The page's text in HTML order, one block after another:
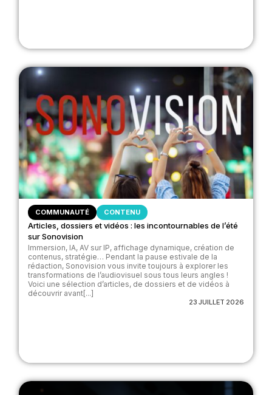
COMMUNAUTÉ CONTENU
Articles, dossiers et vidéos : les incontournables de l’été
sur Sonovision
Immersion, IA, AV sur IP, affichage dynamique, création de
contenus, stratégie… Pendant la pause estivale de la
rédaction, Sonovision vous invite toujours à explorer les
transformations de l’audiovisuel sous tous leurs angles !
Voici une sélection d’articles, de dossiers et de vidéos à
découvrir avant[...]
23 JUILLET 2026